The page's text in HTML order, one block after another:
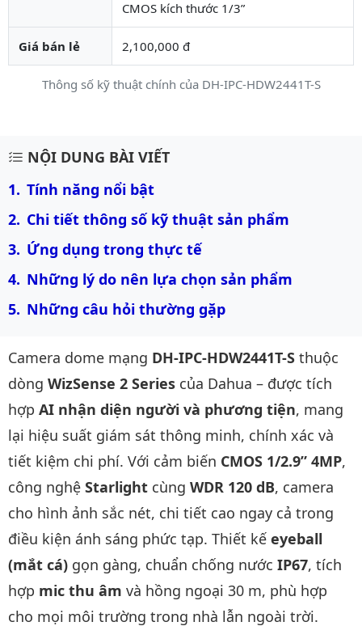
Thông số kỹ thuật chính của DH-IPC-HDW2441T-S
CMOS kích thước 1/3”
Giá bán lẻ 2,100,000 đ
Mô tả chi tiết sản phẩm
NỘI DUNG BÀI VIẾT
Tính năng nổi bật
Chi tiết thông số kỹ thuật sản phẩm
Ứng dụng trong thực tế
Những lý do nên lựa chọn sản phẩm
Những câu hỏi thường gặp
Camera dome mạng DH-IPC-HDW2441T-S thuộc
dòng WizSense 2 Series của Dahua – được tích
hợp AI nhận diện người và phương tiện, mang
lại hiệu suất giám sát thông minh, chính xác và
tiết kiệm chi phí. Với cảm biến CMOS 1/2.9” 4MP,
công nghệ Starlight cùng WDR 120 dB, camera
cho hình ảnh sắc nét, chi tiết cao ngay cả trong
điều kiện ánh sáng phức tạp. Thiết kế eyeball
(mắt cá) gọn gàng, chuẩn chống nước IP67, tích
hợp mic thu âm và hồng ngoại 30 m, phù hợp
cho mọi môi trường trong nhà lẫn ngoài trời.